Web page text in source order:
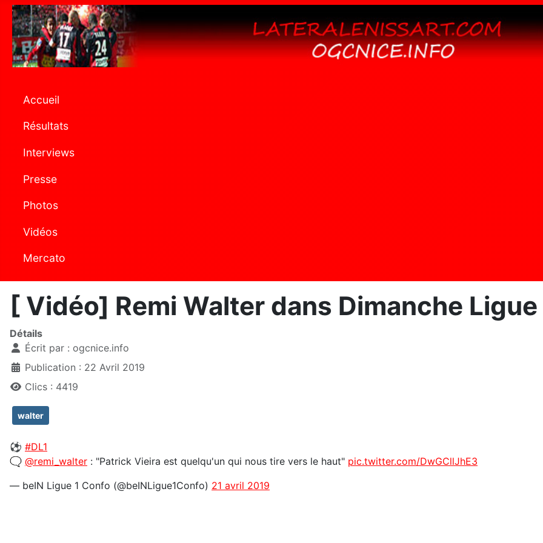
Accueil
Résultats
Interviews
Presse
Photos
Vidéos
Mercato
[ Vidéo] Remi Walter dans Dimanche Ligue
Détails
Écrit par : ogcnice.info
Publication : 22 Avril 2019
Clics : 4419
walter
⚽️ #DL1
🗨️ @remi_walter : "Patrick Vieira est quelqu'un qui nous tire vers le haut" pic.twitter.com/DwGCllJhE3
— beIN Ligue 1 Confo (@beINLigue1Confo) 21 avril 2019